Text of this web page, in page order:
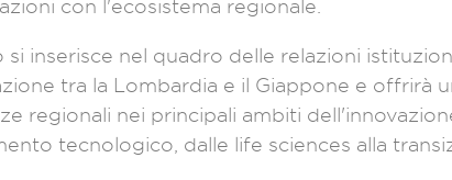
con l'ecosistema regionale.
si inserisce nel quadro delle relazioni
tra la Lombardia e il Giappone e offrirà
regionali nei principali ambiti
tecnologico, dalle life sciences alla